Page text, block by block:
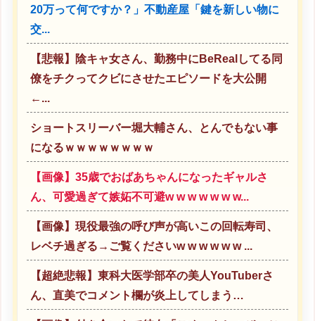
20万って何ですか？」不動産屋「鍵を新しい物に
交...
【悲報】陰キャ女さん、勤務中にBeRealしてる同
僚をチクってクビにさせたエピソードを大公開
←...
ショートスリーバー堀大輔さん、とんでもない事
になるｗｗｗｗｗｗｗｗ
【画像】35歳でおばあちゃんになったギャルさ
ん、可愛過ぎて嫉妬不可避w w w w w w w...
【画像】現役最強の呼び声が高いこの回転寿司、
レベチ過ぎる→ご覧くださいw w w w w w ...
【超絶悲報】東科大医学部卒の美人YouTuberさ
ん、直美でコメント欄が炎上してしまう…